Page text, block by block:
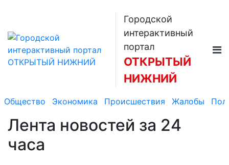
Городской
интерактивный
портал
ОТКРЫТЫЙ
НИЖНИЙ
Общество Экономика Происшествия Жалобы
Лента новостей за 24
часа